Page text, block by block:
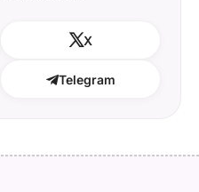
X
Telegram